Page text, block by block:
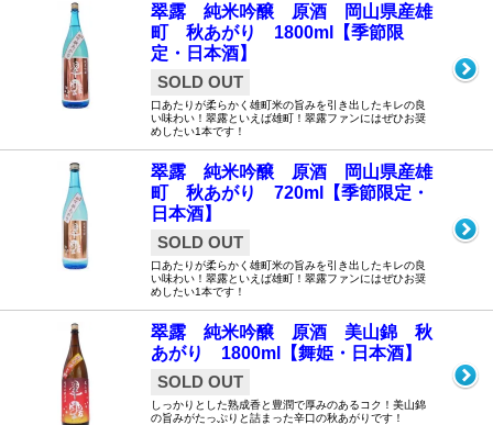
翠露 純米吟醸 原酒 岡山県産雄
町 秋あがり 1800ml【季節限
定・日本酒】
SOLD OUT
口あたりが柔らかく雄町米の旨みを引き出したキレの良
い味わい！翠露といえば雄町！翠露ファンにはぜひお奨
めしたい1本です！
翠露 純米吟醸 原酒 岡山県産雄
町 秋あがり 720ml【季節限定・
日本酒】
SOLD OUT
口あたりが柔らかく雄町米の旨みを引き出したキレの良
い味わい！翠露といえば雄町！翠露ファンにはぜひお奨
めしたい1本です！
翠露 純米吟醸 原酒 美山錦 秋
あがり 1800ml【舞姫・日本酒】
SOLD OUT
しっかりとした熟成香と豊潤で厚みのあるコク！美山錦
の旨みがたっぷりと詰まった辛口の秋あがりです！